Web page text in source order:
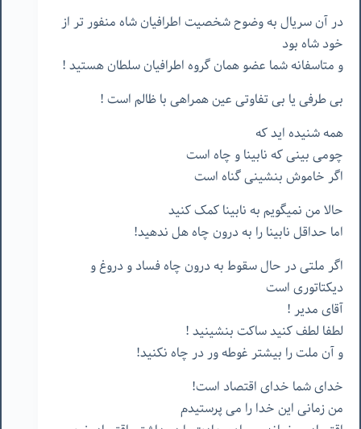
در آن سریال به وضوح شخصیت اطرافیان شاه منفور تر از
خود شاه بود
و متاسفانه شما عضو همان گروه اطرافیان سلطان هستید !
بی طرفی یا بی تفاوتی عین همراهی با ظالم است !
همه شنیده اید که
چومی بینی که نابینا و چاه است
اگر خاموش بنشینی گناه است
حالا من نمیگویم به نابینا کمک کنید
اما حداقل نابینا را به درون چاه هل ندهید!
اگر ملتی در حال سقوط به درون چاه فساد و دروغ و
دیکتاتوری است
آقای مدیر !
لطفا لطف کنید ساکت بنشینید !
و آن ملت را بیشتر غوطه ور در چاه نکنید!
خدای شما خدای اقتصاد است!
من زمانی این خدا را می پرستیدم